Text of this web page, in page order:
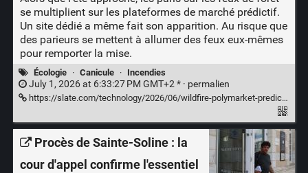
se multiplient sur les plateformes de marché prédictif.
Un site dédié a même fait son apparition. Au risque que
des parieurs se mettent à allumer des feux eux-mêmes
pour remporter la mise.
Écologie · Canicule · Incendies
July 1, 2026 at 6:33:27 PM GMT+2 * · permalien
https://slate.com/technology/2026/06/wildfire-polymarket-prediction-markets.html
Procès de Sainte-Soline : la
cour d'appel confirme l'essentiel